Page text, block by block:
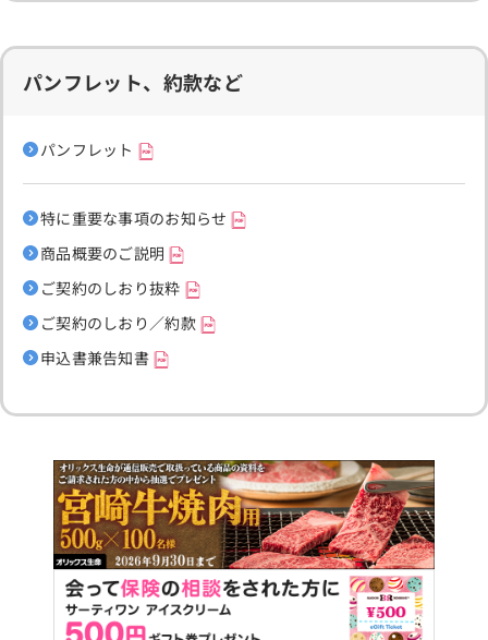
パンフレット、約款など
パンフレット
特に重要な事項のお知らせ
商品概要のご説明
ご契約のしおり抜粋
ご契約のしおり／約款
申込書兼告知書